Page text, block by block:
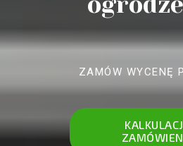
ZAMÓW WYCENĘ